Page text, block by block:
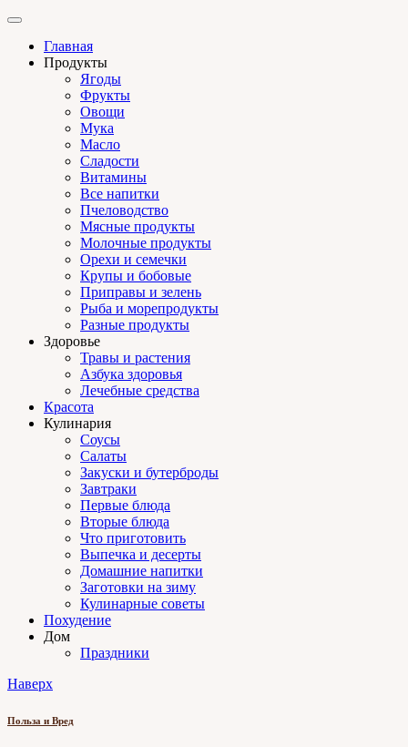
Главная
Продукты
Ягоды
Фрукты
Овощи
Мука
Масло
Сладости
Витамины
Все напитки
Пчеловодство
Мясные продукты
Молочные продукты
Орехи и семечки
Крупы и бобовые
Приправы и зелень
Рыба и морепродукты
Разные продукты
Здоровье
Травы и растения
Азбука здоровья
Лечебные средства
Красота
Кулинария
Соусы
Салаты
Закуски и бутерброды
Завтраки
Первые блюда
Вторые блюда
Что приготовить
Выпечка и десерты
Домашние напитки
Заготовки на зиму
Кулинарные советы
Похудение
Дом
Праздники
Наверх
Польза и Вред